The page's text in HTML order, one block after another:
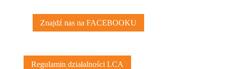
Znajdź nas na FACEBOOKU
Regulamin działalności LCA